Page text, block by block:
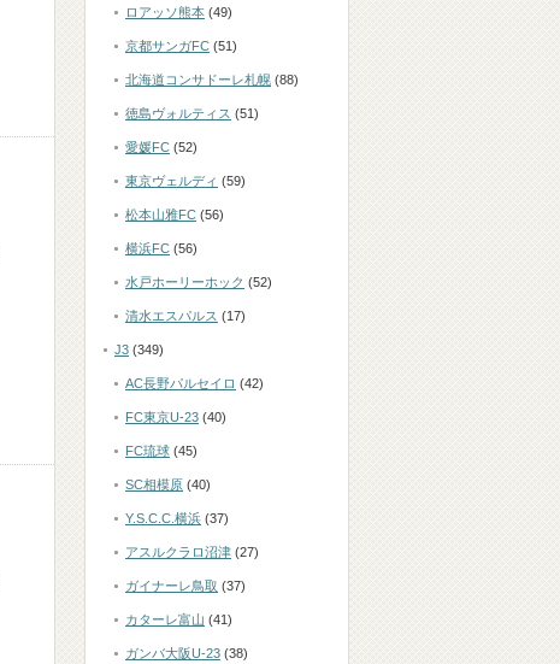
ロアッソ熊本 (49)
京都サンガFC (51)
北海道コンサドーレ札幌 (88)
徳島ヴォルティス (51)
愛媛FC (52)
東京ヴェルディ (59)
松本山雅FC (56)
横浜FC (56)
水戸ホーリーホック (52)
清水エスパルス (17)
J3 (349)
AC長野パルセイロ (42)
FC東京U-23 (40)
FC琉球 (45)
SC相模原 (40)
Y.S.C.C.横浜 (37)
アスルクラロ沼津 (27)
ガイナーレ鳥取 (37)
カターレ富山 (41)
ガンバ大阪U-23 (38)